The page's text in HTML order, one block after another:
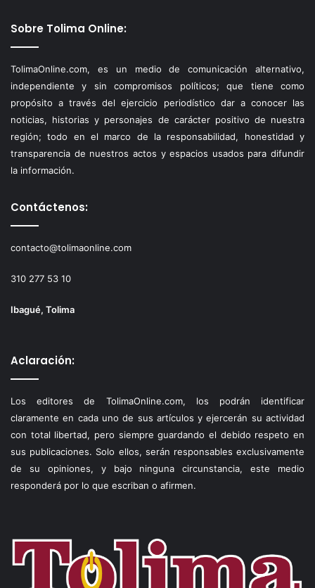
Sobre Tolima Online:
TolimaOnline.com, es un medio de comunicación alternativo,
independiente y sin compromisos políticos; que tiene como
propósito a través del ejercicio periodístico dar a conocer las
noticias, historias y personajes de carácter positivo de nuestra
región; todo en el marco de la responsabilidad, honestidad y
transparencia de nuestros actos y espacios usados para difundir
la información.
Contáctenos:
contacto@tolimaonline.com
310 277 53 10
Ibagué, Tolima
Aclaración:
Los editores de TolimaOnline.com, los podrán identificar
claramente en cada uno de sus artículos y ejercerán su actividad
con total libertad, pero siempre guardando el debido respeto en
sus publicaciones. Solo ellos, serán responsables exclusivamente
de su opiniones, y bajo ninguna circunstancia, este medio
responderá por lo que escriban o afirmen.